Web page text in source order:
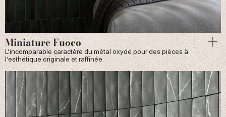
Miniature Fuoco
L’incomparable caractère du métal oxydé pour des pièces à
l’esthétique originale et raffinée